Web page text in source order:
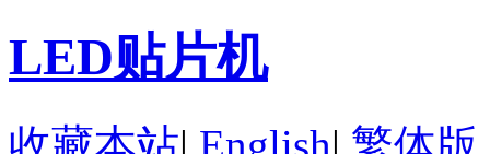
LED贴片机
收藏本站| English| 繁体版